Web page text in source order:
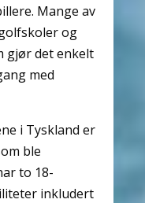
Mange av
og
gjør det enkelt
med
i Tyskland er
ble
to 18-
inkludert